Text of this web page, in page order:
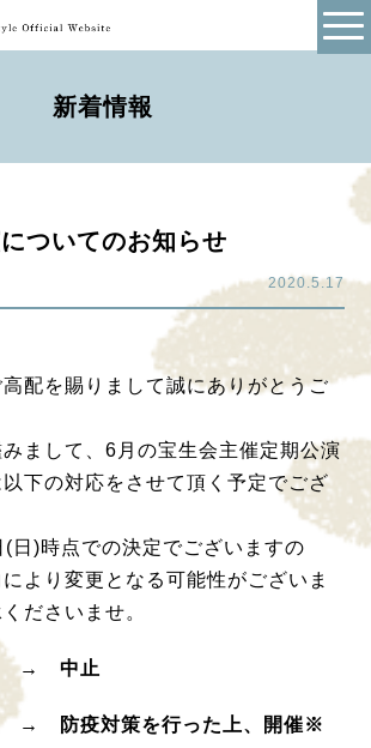
新着情報
ついてのお知らせ
2020.5.17
配を賜りまして誠にありがとうご
まして、6月の宝生会主催定期公演
下の対応をさせて頂く予定でござ
日)時点での決定でございますの
より変更となる可能性がございま
ださいませ。
→ 中止
→ 防疫対策を行った上、開催※